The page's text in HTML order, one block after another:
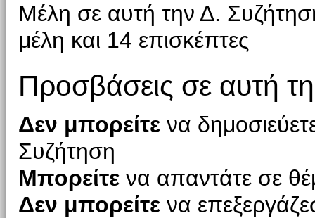
Μέλη σε αυτή την Δ.
μέλη και 14 επισκέπτες
Προσβάσεις σε αυτή
Δεν μπορείτενα
Συζήτηση
Μπορείτενα απαντάτε σε
Δεν μπορείτενα